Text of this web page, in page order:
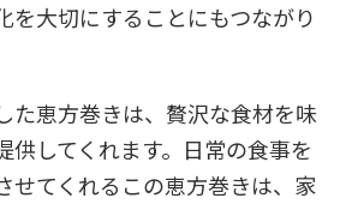
を大切にすることにもつながり
た恵方巻きは、贅沢な食材を味
供してくれます。日常の食事を
せてくれるこの恵方巻きは、家